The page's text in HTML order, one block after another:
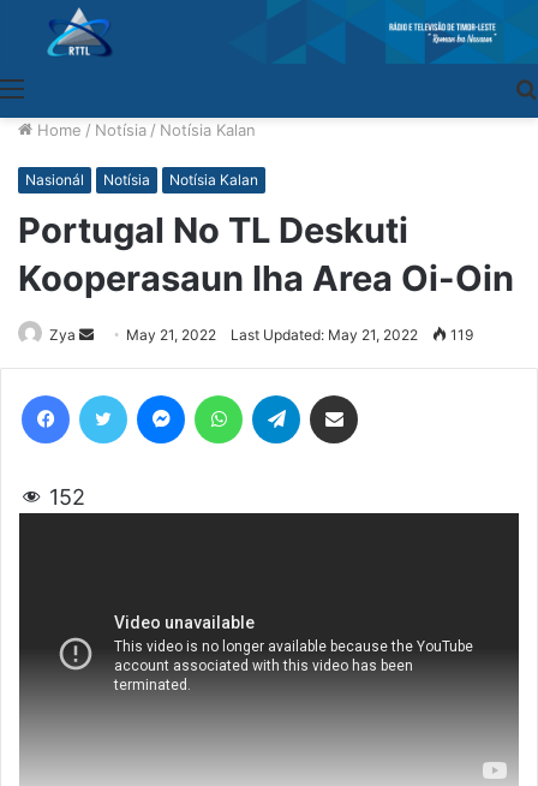
Home / Notísia / Notísia Kalan
Nasionál Notísia Notísia Kalan
Portugal No TL Deskuti
Kooperasaun Iha Area Oi-Oin
Zya
Send
an
email
May 21, 2022 Last Updated: May 21, 2022 119
152